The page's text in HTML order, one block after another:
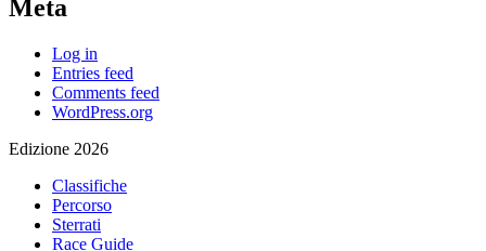
Meta
Log in
Entries feed
Comments feed
WordPress.org
Edizione 2026
Classifiche
Percorso
Sterrati
Race Guide